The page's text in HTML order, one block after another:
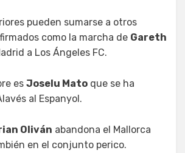
pueden sumarse a otros
como la marcha de Gareth
a Los Ángeles FC.
es Joselu Mato que se ha
al Espanyol.
Oliván abandona el Mallorca
en el conjunto perico.